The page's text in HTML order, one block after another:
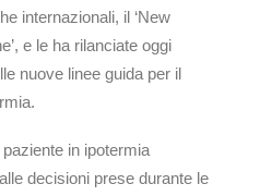
internazionali, il ‘New
e le ha rilanciate oggi
nuove linee guida per il
in ipotermia
decisioni prese durante le